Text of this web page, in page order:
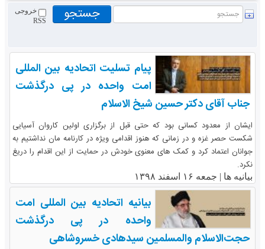
خروجی
RSS
پیام تسلیت اتحادیه بین المللی
امت واحده در پی درگذشت
جناب آقای دکتر حسین شیخ الاسلام
ایشان از معدود کسانی بود که حتی قبل از برگزاری اولین کاروان آسیایی
شکست حصر غزه و در زمانی که هنوز اقدامی ویژه در کارنامه مان نداشتیم به
جوانان اعتماد کرد و کمک های معنوی خودش در حمایت از این اقدام را دریغ
نکرد.
بیانیه ها | جمعه ۱۶ اسفند ۱۳۹۸
بیانیه اتحادیه بین المللی امت
واحده در پی درگذشت
حجت‌الاسلام والمسلمین سیدهادی خسروشاهی